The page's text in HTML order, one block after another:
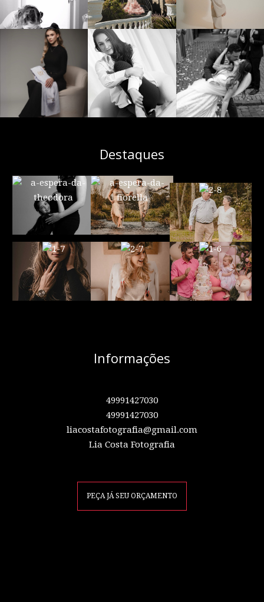
Destaques
Informações
49991427030
49991427030
liacostafotografia@gmail.com
Lia Costa Fotografia
PEÇA JÁ SEU ORÇAMENTO